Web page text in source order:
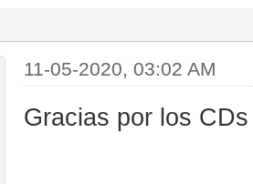
11-05-2020, 03:02 AM
Gracias por los